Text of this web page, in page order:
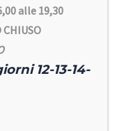
vetro
alle 19,30
CHIUSO
12-13-14-